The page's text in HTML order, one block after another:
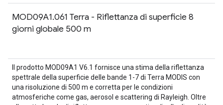
MOD09A1.061 Terra - Riflettanza di superficie 8
giorni globale 500 m
Il prodotto MOD09A1 V6.1 fornisce una stima della riflettanza
spettrale della superficie delle bande 1-7 di Terra MODIS con
una risoluzione di 500 m e corretta per le condizioni
atmosferiche come gas, aerosol e scattering di Rayleigh. Oltre